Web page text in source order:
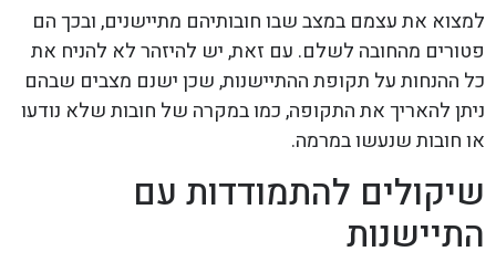
למצוא את עצמם במצב שבו חובותיהם מתיישנים, ובכך הם
פטורים מהחובה לשלם. עם זאת, יש להיזהר לא להניח את
כל ההנחות על תקופת ההתיישנות, שכן ישנם מצבים שבהם
ניתן להאריך את התקופה, כמו במקרה של חובות שלא נודעו
או חובות שנעשו במרמה.
שיקולים להתמודדות עם
התיישנות